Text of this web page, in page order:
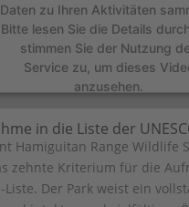
Daten zu Ihren Aktivitäten
Bitte lesen Sie die Details
stimmen Sie der Nutzung
Service zu, um dieses
anzusehen.
Mehr Informationen
in die Liste der
Hamiguitan Range Wildlife
zehnte Kriterium für die
Liste. Der Park weist ein